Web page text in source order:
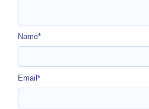
Name*
Email *